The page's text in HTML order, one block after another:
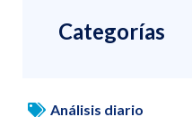
Categorías
Análisis diario